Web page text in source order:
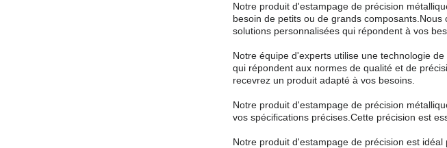
Notre produit d'estampage de précision
besoin de petits ou de grands
solutions personnalisées qui répondent à vos
Notre équipe d'experts utilise une technologie
qui répondent aux normes de qualité et de
recevrez un produit adapté à vos besoins.
Notre produit d'estampage de précision
vos spécifications précises.Cette précision est
Notre produit d'estampage de précision est